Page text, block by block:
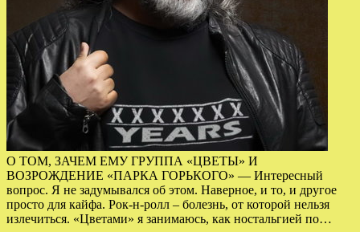
О ТОМ, ЗАЧЕМ ЕМУ ГРУППА «ЦВЕТЫ» И
ВОЗРОЖДЕНИЕ «ПАРКА ГОРЬКОГО» — Интересный
вопрос. Я не задумывался об этом. Наверное, и то, и другое
просто для кайфа. Рок-н-ролл – болезнь, от которой нельзя
излечиться. «Цветами» я занимаюсь, как ностальгией по…